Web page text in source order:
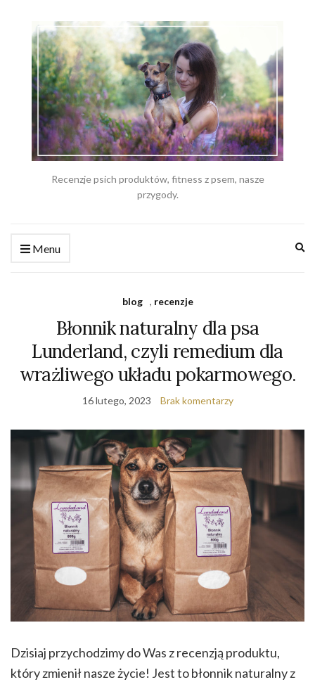
Recenzje psich produktów, fitness z psem, nasze
przygody.
Menu
blog , recenzje
Błonnik naturalny dla psa
Lunderland, czyli remedium dla
wrażliwego układu pokarmowego.
16 lutego, 2023 Brak komentarzy
Dzisiaj przychodzimy do Was z recenzją produktu,
który zmienił nasze życie! Jest to błonnik naturalny z